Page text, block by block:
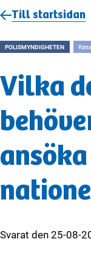
Till startsidan
POLISMYNDIGHETEN
Vilka
Svarat den25-08-